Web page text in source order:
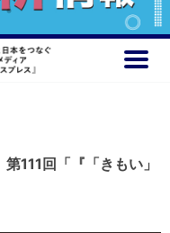
111回「『「きもい」